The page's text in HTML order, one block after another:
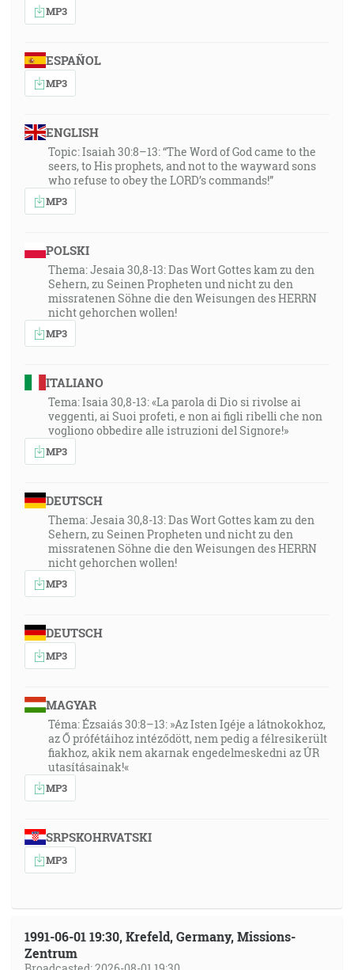
MP3
ESPAÑOL
MP3
ENGLISH
Topic: Isaiah 30:8–13: “The Word of God came to the
seers, to His prophets, and not to the wayward sons
who refuse to obey the LORD’s commands!”
MP3
POLSKI
Thema: Jesaia 30,8-13: Das Wort Gottes kam zu den
Sehern, zu Seinen Propheten und nicht zu den
missratenen Söhne die den Weisungen des HERRN
nicht gehorchen wollen!
MP3
ITALIANO
Tema: Isaia 30,8-13: «La parola di Dio si rivolse ai
veggenti, ai Suoi profeti, e non ai figli ribelli che non
vogliono obbedire alle istruzioni del Signore!»
MP3
DEUTSCH
Thema: Jesaia 30,8-13: Das Wort Gottes kam zu den
Sehern, zu Seinen Propheten und nicht zu den
missratenen Söhne die den Weisungen des HERRN
nicht gehorchen wollen!
MP3
DEUTSCH
MP3
MAGYAR
Téma: Ézsaiás 30:8–13: »Az Isten Igéje a látnokokhoz,
az Ő prófétáihoz intéződött, nem pedig a félresikerült
fiakhoz, akik nem akarnak engedelmeskedni az ÚR
utasításainak!«
MP3
SRPSKOHRVATSKI
MP3
1991-06-01 19:30, Krefeld, Germany, Missions-
Zentrum